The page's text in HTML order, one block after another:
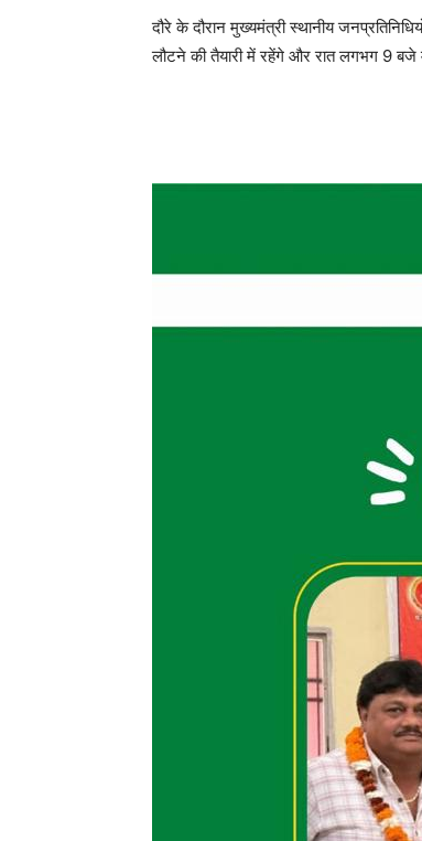
दौरे के दौरान मुख्यमंत्री स्थानीय
लौटने की तैयारी में रहेंगे और रात लगभग 9 बजे